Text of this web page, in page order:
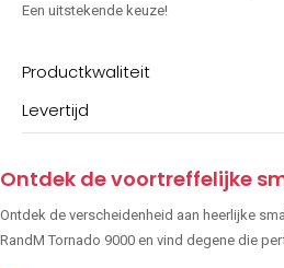
Een uitstekende keuze!
Productkwaliteit
Levertijd
Ontdek de voortreffelijke
Ontdek de verscheidenheid aan heerlijke
RandM Tornado 9000 en vind degene die